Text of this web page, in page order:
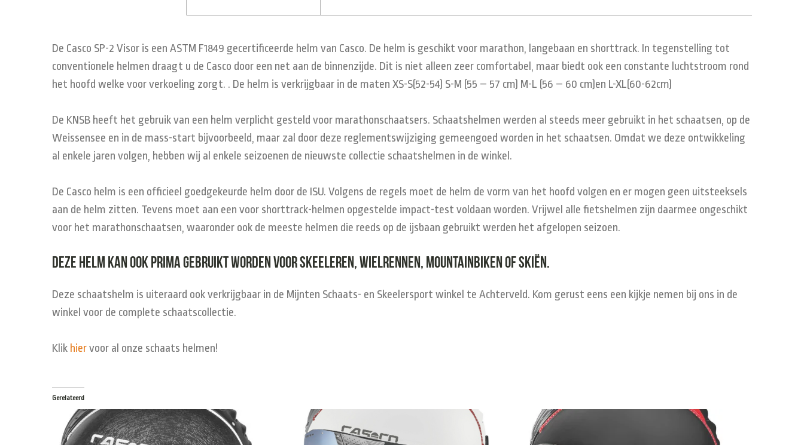
De Casco SP-2 Visor is een ASTM F1849 gecertificeerde helm van Casco. De helm is geschikt voor marathon, langebaan en shorttrack. In tegenstelling tot
conventionele helmen draagt u de Casco door een net aan de binnenzijde. Dit is niet alleen zeer comfortabel, maar biedt ook een constante luchtstroom rond
het hoofd welke voor verkoeling zorgt. . De helm is verkrijgbaar in de maten XS-S(52-54) S-M (55 – 57 cm) M-L (56 – 60 cm)en L-XL(60-62cm)
De KNSB heeft het gebruik van een helm verplicht gesteld voor marathonschaatsers. Schaatshelmen werden al steeds meer gebruikt in het schaatsen, op de
Weissensee en in de mass-start bijvoorbeeld, maar zal door deze reglementswijziging gemeengoed worden in het schaatsen. Omdat we deze ontwikkeling
al enkele jaren volgen, hebben wij al enkele seizoenen de nieuwste collectie schaatshelmen in de winkel.
De Casco helm is een officieel goedgekeurde helm door de ISU. Volgens de regels moet de helm de vorm van het hoofd volgen en er mogen geen uitsteeksels
aan de helm zitten. Tevens moet aan een voor shorttrack-helmen opgestelde impact-test voldaan worden. Vrijwel alle fietshelmen zijn daarmee ongeschikt
voor het marathonschaatsen, waaronder ook de meeste helmen die reeds op de ijsbaan gebruikt werden het afgelopen seizoen.
Deze helm kan ook prima gebruikt worden voor skeeleren, wielrennen, mountainbiken of skiën.
Deze schaatshelm is uiteraard ook verkrijgbaar in de Mijnten Schaats- en Skeelersport winkel te Achterveld. Kom gerust eens een kijkje nemen bij ons in de
winkel voor de complete schaatscollectie.
Klik hiervoor al onze schaats helmen!
Gerelateerd